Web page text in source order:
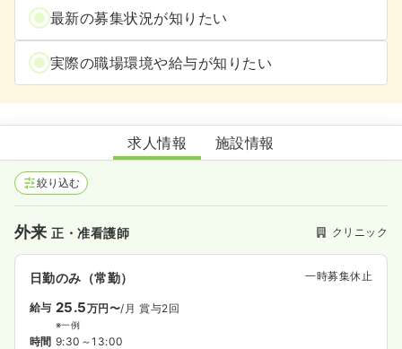
最新の募集状況が知りたい
実際の職場環境や給与が知りたい
さわだウィメンズクリニック
求人情報 施設情報
絞り込む
外来正・准看護師 クリニック
日勤のみ（常勤） 一時募集休止
給与 25.5万円〜/月 賞与2回
※一例
時間 9:30～13:00